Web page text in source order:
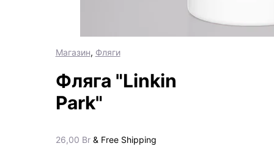
Магазин, Фляги
Фляга "Linkin
Park"
26,00 Br & Free Shipping